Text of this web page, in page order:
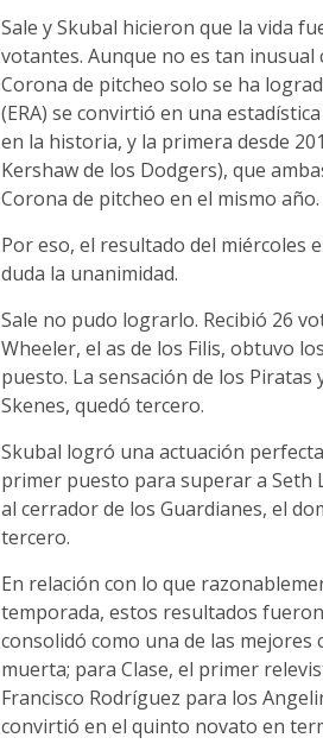
Sale y Skubal hicieron que la vida
votantes. Aunque no es tan
Corona de pitcheo solo se ha
(ERA) se convirtió en una
en la historia, y la primera desde
Kershaw de los Dodgers), que
Corona de pitcheo en el mismo año.
Por eso, el resultado del miércoles
duda la unanimidad.
Sale no pudo lograrlo. Recibió 26
Wheeler, el as de los Filis, obtuvo
puesto. La sensación de los
Skenes, quedó tercero.
Skubal logró una actuación
primer puesto para superar a Seth
al cerrador de los Guardianes, el
tercero.
En relación con lo que
temporada, estos resultados
consolidó como una de las
muerta; para Clase, el primer
Francisco Rodríguez para los
convirtió en el quinto novato en